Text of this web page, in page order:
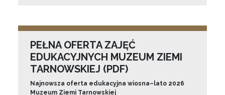
PEŁNA OFERTA ZAJĘĆ
EDUKACYJNYCH MUZEUM ZIEMI
TARNOWSKIEJ (PDF)
Najnowsza oferta edukacyjna wiosna–lato 2026
Muzeum Ziemi Tarnowskiej